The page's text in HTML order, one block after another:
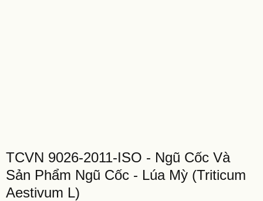
TCVN 9026-2011-ISO - Ngũ Cốc Và
Sản Phẩm Ngũ Cốc - Lúa Mỳ (Triticum
Aestivum L)